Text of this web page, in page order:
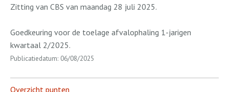
Zitting van CBS van maandag 28 juli 2025.
Goedkeuring voor de toelage afvalophaling 1-jarigen
kwartaal 2/2025.
Publicatiedatum: 06/08/2025
Overzicht punten